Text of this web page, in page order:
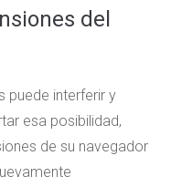
del
puede interferir y
esa posibilidad,
de su navegador